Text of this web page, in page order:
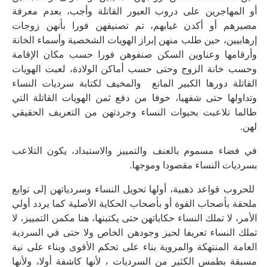
أو المهاجرين على دروب العبور القاتلة وأجب، بعدم معرفة
مصيرهم أو أكدن غيابهم، تم تصنيفهن فورا بأنهن زوجات
إرهابيين، حين طلب منهن إبراز الهويات الشخصية وأسماء الخانة
وأرقامها وعناوين السكن صنفوهن فورا حسب مكان الإقامة
وحسب خانة الزوج وحتى حسب أماكن الولادة، لعبت الهويات
القاتلة دورها الكبير المانع والمخيف لكتابة سرديات النساء
وتداولها حتى شفهيا، خوفا من دفع ثمن الهويات القاتلة التي
طالما تلاعبت بحيوات النساء وجردتهن من التعريف الحقيقي
لهن.
في فضاء مسموم بالعنف والتمييز والاستبداد، يكون التلاعب
بسرديات النساء مقصودا وموجها.
للحروب قواعد ذهبية، أولها تحويل النساء وسردياتهن إلى توابع
ملحقة بأصحاب القوة أو بأصحاب الحكاية الأصلية كما يردد أولي
الأمر، لا تملك النساء حكاياتهن حتى يكتبنها، هنا مكمن التمييز، لا
تملك النساء تعريفا لحيز وجودهن الخاص ولا حتى في السردية
العامة المنتهكة والمروية بناء على تحكم الأقوى وبناء على نية
مسبقة بطمس الكثير من السرديات ، لأنها كاشفة أولا، ولأنها